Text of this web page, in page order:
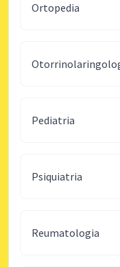
Ortopedia
Pediatria
Psiquiatria
Reumatologia